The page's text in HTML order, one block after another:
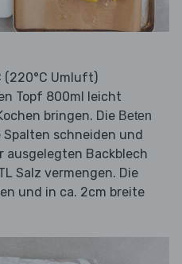
(220°C Umluft)
Topf 800ml leicht
bringen. Die Beten
Spalten schneiden und
ausgelegten Backblech
Salz vermengen. Die
und in ca. 2cm breite